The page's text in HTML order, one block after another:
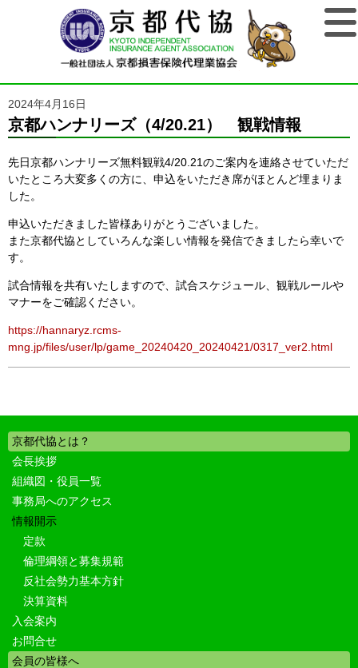
2024年4月16日
京都ハンナリーズ（4/20.21） 観戦情報
先日京都ハンナリーズ無料観戦4/20.21のご案内を連絡させていただ
いたところ大変多くの方に、申込をいただき席がほとんど埋まりま
した。
申込いただきました皆様ありがとうございました。
また京都代協としていろんな楽しい情報を発信できましたら幸いで
す。
試合情報を共有いたしますので、試合スケジュール、観戦ルールや
マナーをご確認ください。
https://hannaryz.rcms-
mng.jp/files/user/lp/game_20240420_20240421/0317_ver2.html
京都代協とは？
会長挨拶
組織図・役員一覧
事務局へのアクセス
情報開示
定款
倫理綱領と募集規範
反社会勢力基本方針
決算資料
入会案内
お問合せ
会員の皆様へ